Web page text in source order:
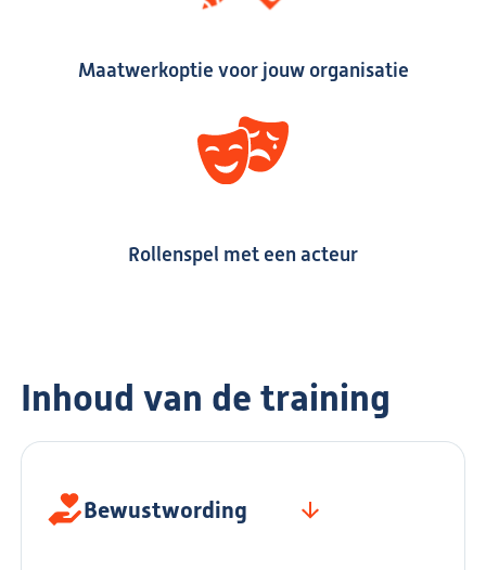
Maatwerkoptie voor jouw organisatie
Rollenspel met een acteur
Inhoud van de training
Bewustwording